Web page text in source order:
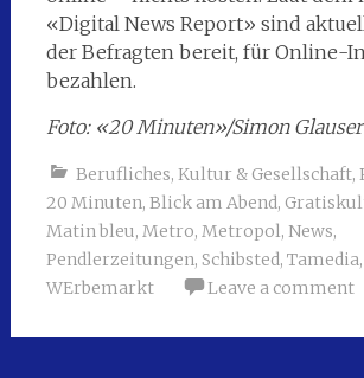
«Digital News Report» sind
der Befragten bereit, für Online-
bezahlen.
Foto: «20 Minuten»/Simon Glauser
Berufliches, Kultur & Gesellschaft,
20 Minuten, Blick am Abend,
Matin bleu, Metro, Metropol, News,
Pendlerzeitungen, Schibsted, Tamedia,
WErbemarkt
Leave a comment